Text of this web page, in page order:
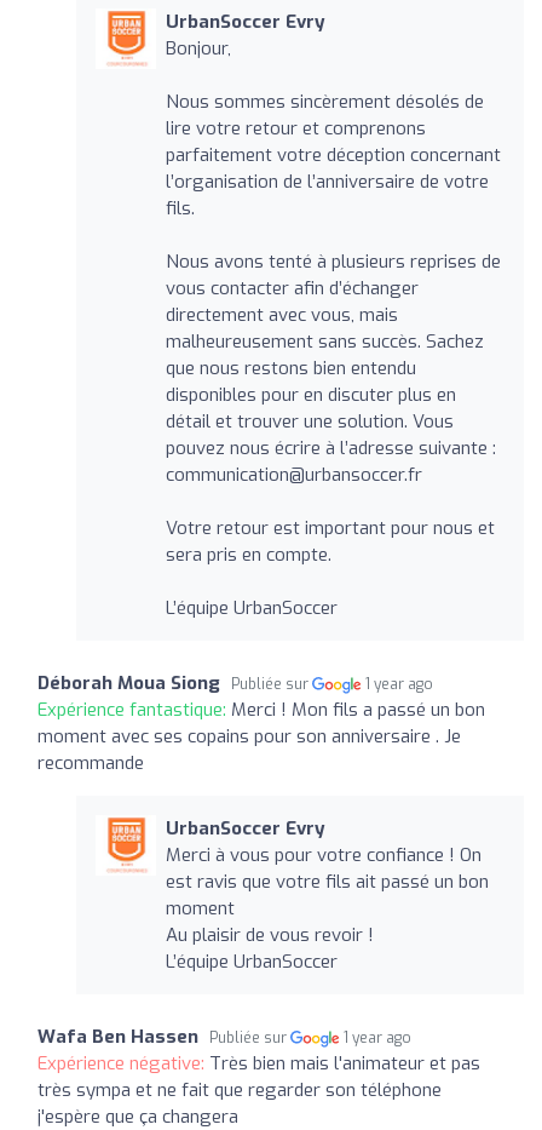
UrbanSoccer Evry
Bonjour,
Nous sommes sincèrement désolés de
lire votre retour et comprenons
parfaitement votre déception concernant
l’organisation de l’anniversaire de votre
fils.
Nous avons tenté à plusieurs reprises de
vous contacter afin d’échanger
directement avec vous, mais
malheureusement sans succès. Sachez
que nous restons bien entendu
disponibles pour en discuter plus en
détail et trouver une solution. Vous
pouvez nous écrire à l’adresse suivante :
communication@urbansoccer.fr
Votre retour est important pour nous et
sera pris en compte.
L’équipe UrbanSoccer
Déborah Moua Siong Publiée sur 1 year ago
Expérience fantastique: Merci ! Mon fils a passé un bon
moment avec ses copains pour son anniversaire . Je
recommande
UrbanSoccer Evry
Merci à vous pour votre confiance ! On
est ravis que votre fils ait passé un bon
moment
Au plaisir de vous revoir !
L’équipe UrbanSoccer
Wafa Ben Hassen Publiée sur 1 year ago
Expérience négative: Très bien mais l'animateur et pas
très sympa et ne fait que regarder son téléphone
j'espère que ça changera